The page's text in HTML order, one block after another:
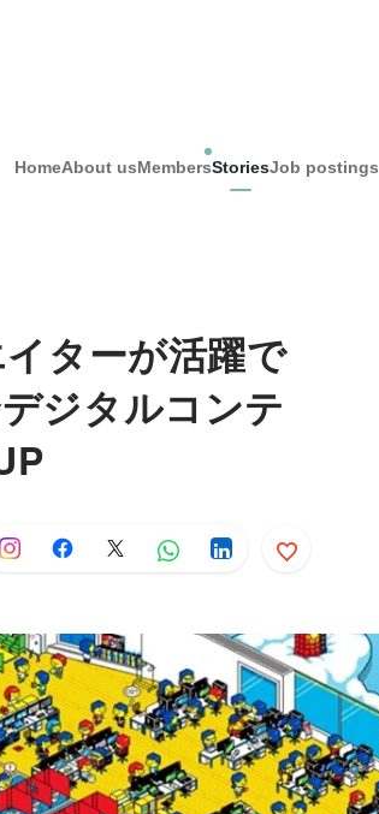
HomeAbout usMembersStoriesJob postings
ターが活躍で
ジタルコンテ